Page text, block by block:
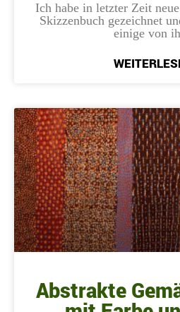
Ich habe in letzter Zeit
Skizzenbuch gezeichnet
einige von
Abstrakte